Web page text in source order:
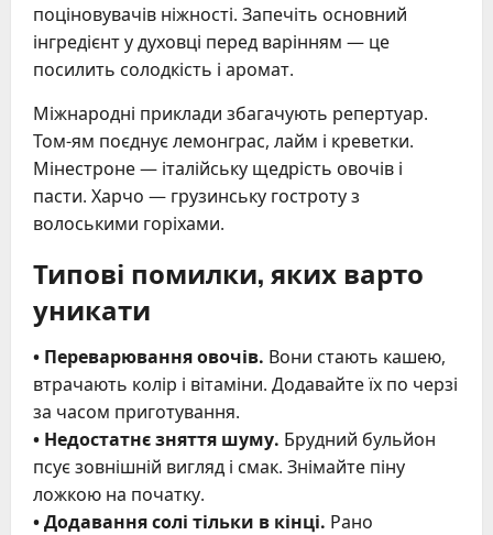
поціновувачів ніжності. Запечіть основний
інгредієнт у духовці перед варінням — це
посилить солодкість і аромат.
Міжнародні приклади збагачують репертуар.
Том-ям поєднує лемонграс, лайм і креветки.
Мінестроне — італійську щедрість овочів і
пасти. Харчо — грузинську гостроту з
волоськими горіхами.
Типові помилки, яких варто
уникати
• Переварювання овочів. Вони стають кашею,
втрачають колір і вітаміни. Додавайте їх по черзі
за часом приготування.
• Недостатнє зняття шуму. Брудний бульйон
псує зовнішній вигляд і смак. Знімайте піну
ложкою на початку.
• Додавання солі тільки в кінці. Рано